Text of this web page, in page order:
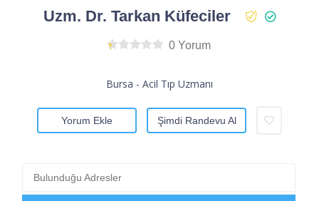
Uzm. Dr. Tarkan Küfeciler
0 Yorum
Bursa - Acil Tıp Uzmanı
Yorum Ekle Şimdi Randevu Al
Bulunduğu Adresler